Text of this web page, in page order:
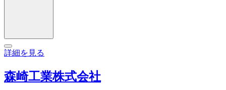
詳細を見る
森崎工業株式会社